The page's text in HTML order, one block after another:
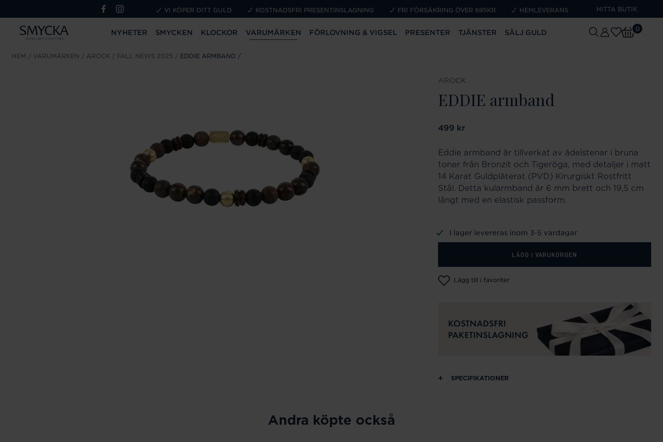
VI KÖPER DITT GULD KOSTNADSFRI PRESENTINSLAGNING FRI FÖRSÄKRING ÖVER 695KR HEMLEVERANS HITTA BUTIK
NYHETER SMYCKEN KLOCKOR VARUMÄRKEN FÖRLOVNING & VIGSEL PRESENTER TJÄNSTER SÄLJ GULD 0
HEM VARUMÄRKEN AROCK FALL NEWS 2025 EDDIE ARMBAND
AROCK
EDDIE armband
Pris:499 kr
499 kr
Eddie armband är tillverkat av ädelstenar i bruna
toner från Bronzit och Tigeröga, med detaljer i matt
14 Karat Guldpläterat (PVD) Kirurgiskt Rostfritt
Stål. Detta kularmband är 6 mm brett och 19,5 cm
långt med en elastisk passform.
I lager levereras inom 3-5 vardagar
LÄGG I VARUKORGEN
Lägg till i favoriter
SPECIFIKATIONER
Andra köpte också